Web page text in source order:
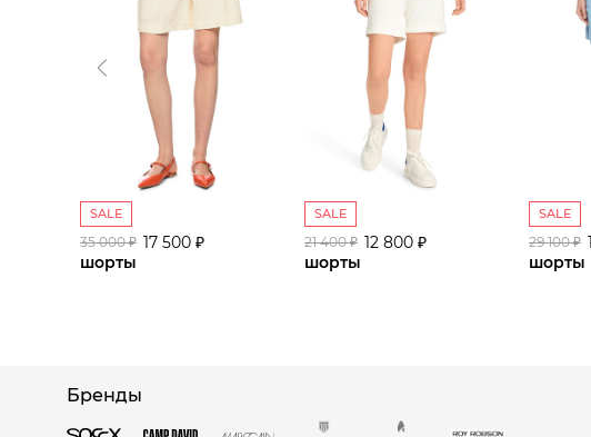
SALE
35 000 ₽ 17 500 ₽
шорты
SALE
21 400 ₽ 12 800 ₽
шорты
SALE
29 100 ₽
шорты
Бренды